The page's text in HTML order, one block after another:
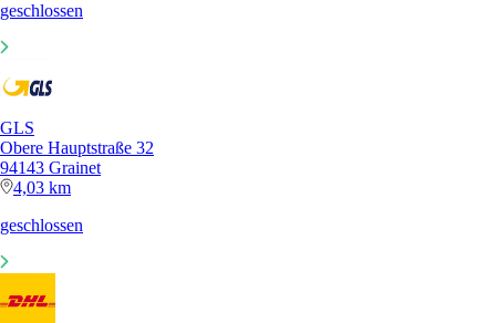
geschlossen
GLS
Obere Hauptstraße 32
94143 Grainet
4,03 km
geschlossen